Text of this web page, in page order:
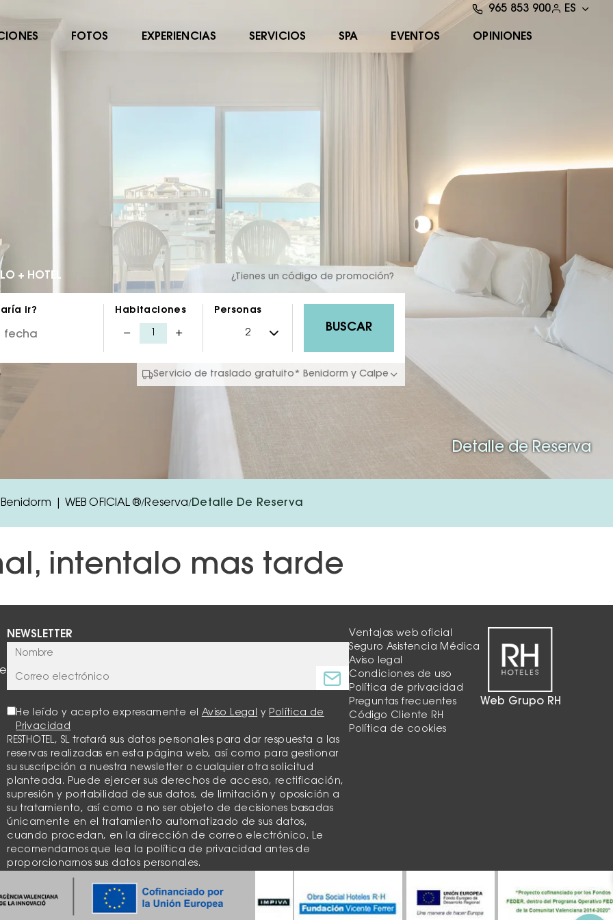
FOTOS EXPERIENCIAS SERVICIOS SPA EVENTOS OPINIONES
965 853 900 ES
Detalle de Reserva
+ HOTEL
ir? Habitaciones Personas
BUSCAR
¿Tienes un código de promoción?
Servicio de traslado gratuito* Benidorm y Calpe
| WEB OFICIAL ®/ Reserva/Detalle De Reserva
intentalo mas tarde
NEWSLETTER
He leído y acepto expresamente el Aviso Legal y Política de
Privacidad
RESTHOTEL, SL tratará sus datos personales para dar respuesta a las
reservas realizadas en esta página web, así como para gestionar
su suscripción a nuestra newsletter o cualquier otra solicitud
planteada. Puede ejercer sus derechos de acceso, rectificación,
supresión y portabilidad de sus datos, de limitación y oposición a
su tratamiento, así como a no ser objeto de decisiones basadas
únicamente en el tratamiento automatizado de sus datos,
cuando procedan, en la dirección de correo electrónico. Le
recomendamos que lea la política de privacidad antes de
proporcionarnos sus datos personales.
Ventajas web oficial
Seguro Asistencia Médica
Aviso legal
Condiciones de uso
Política de privacidad
Preguntas frecuentes
Código Cliente RH
Política de cookies
Web Grupo RH